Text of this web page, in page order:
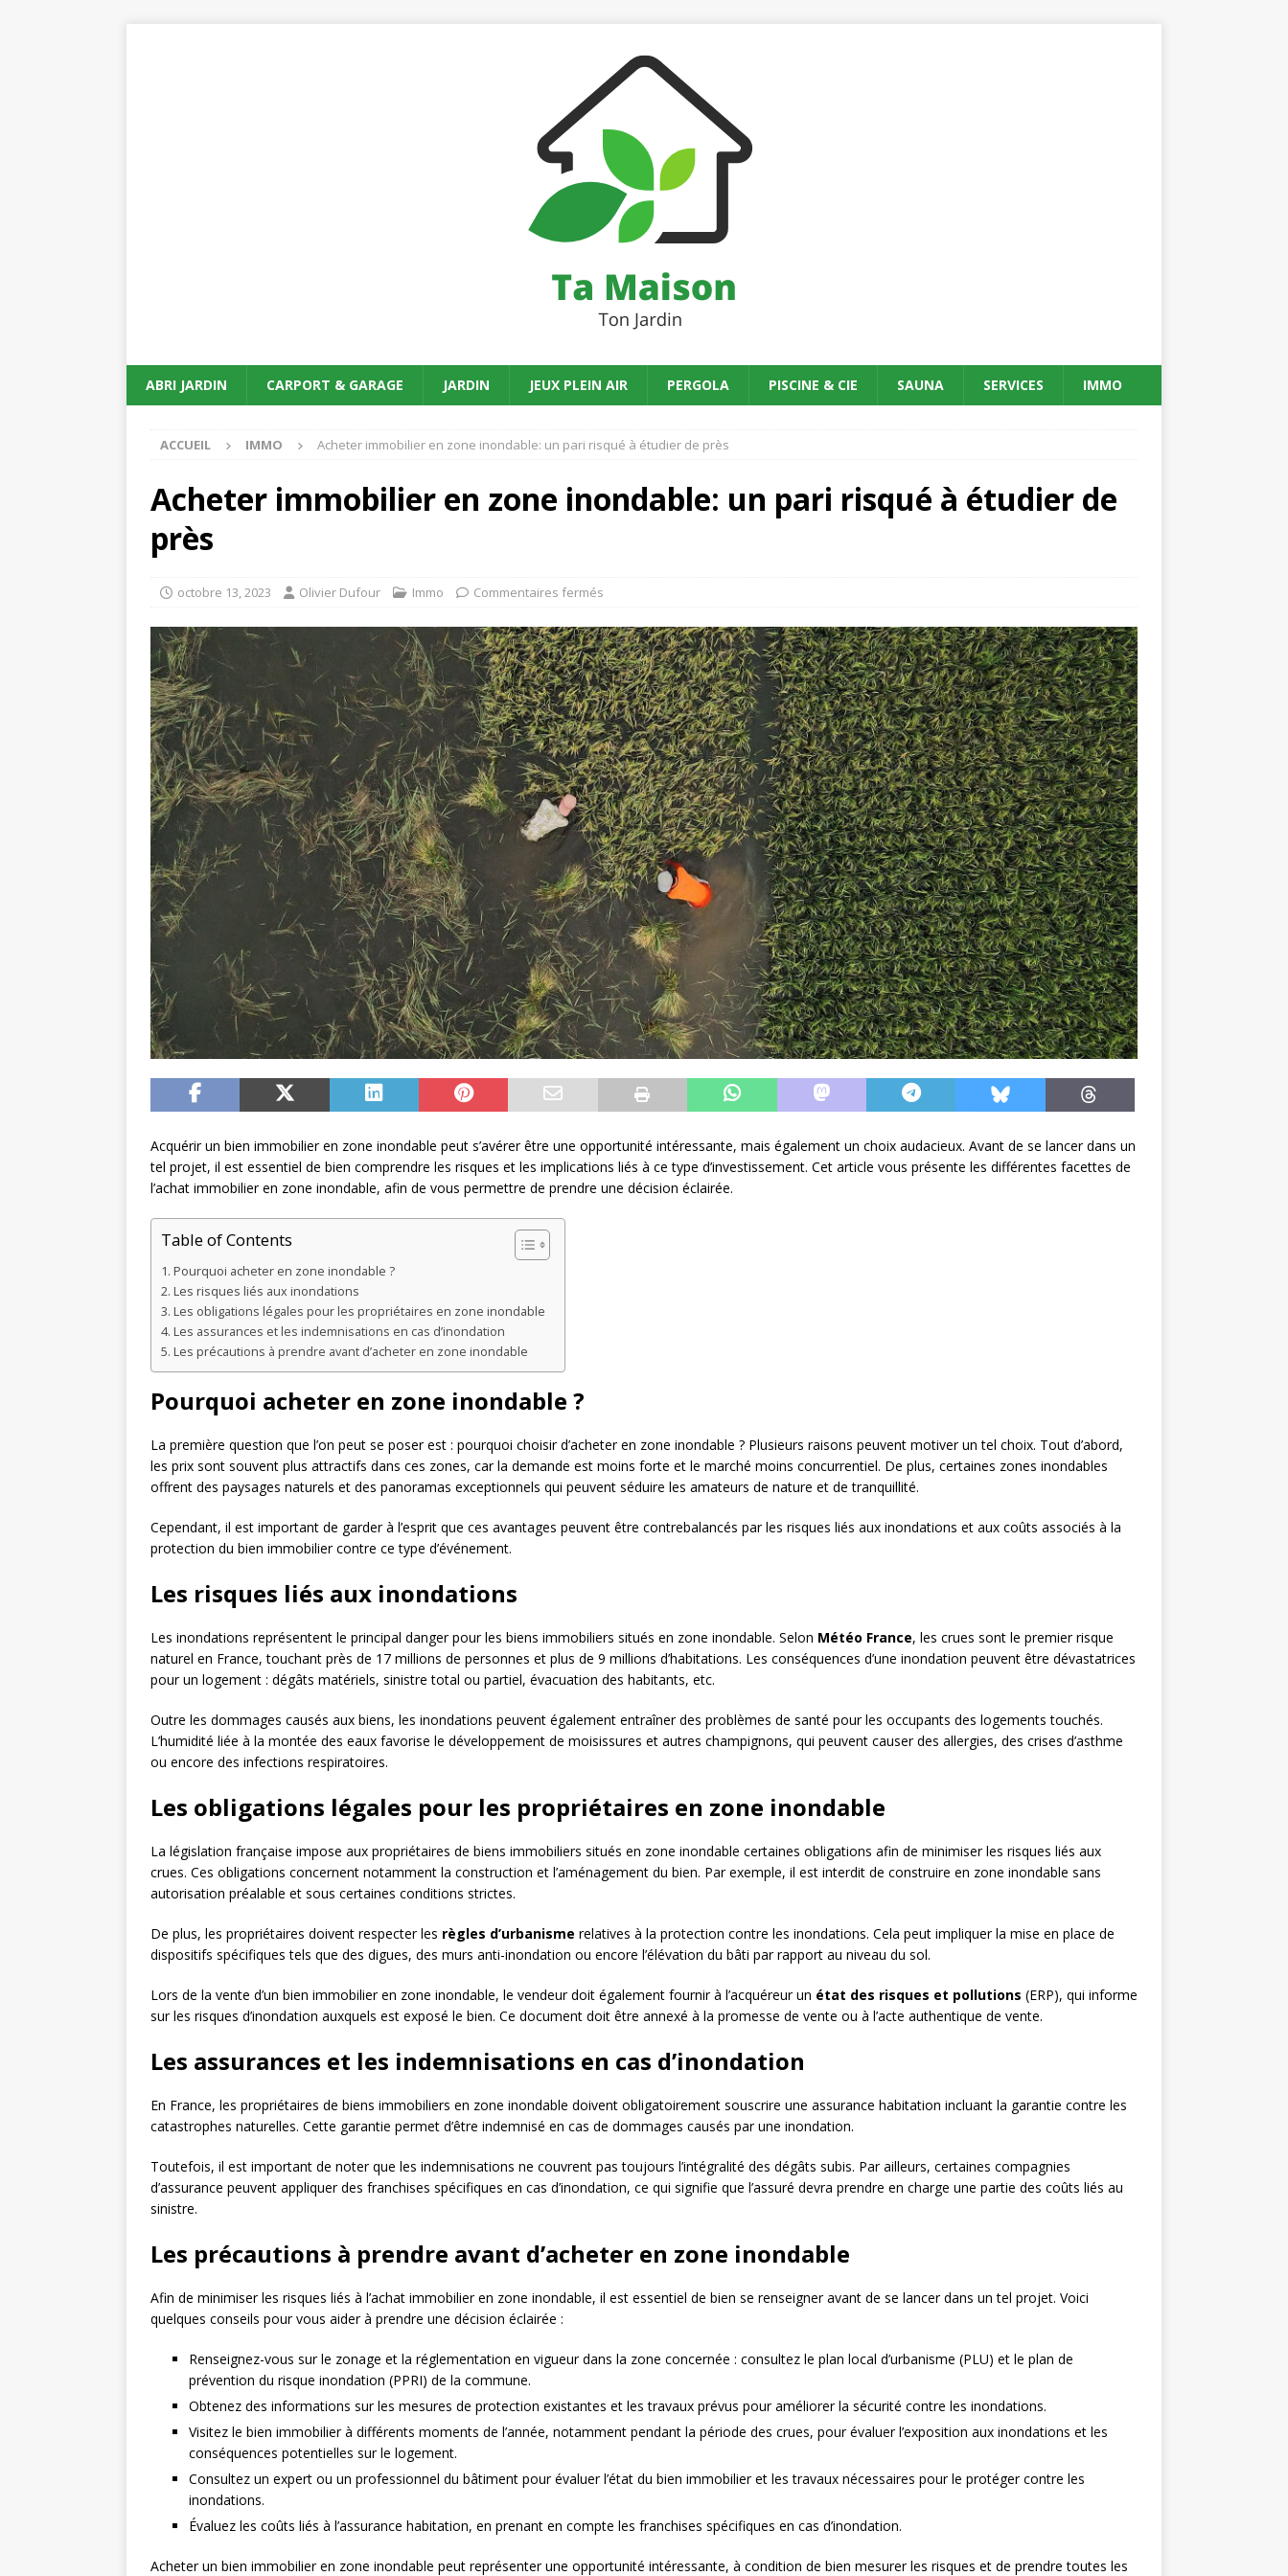
ABRI JARDIN CARPORT & GARAGE JARDIN JEUX PLEIN AIR PERGOLA PISCINE & CIE SAUNA SERVICES IMMO
ACCUEIL IMMO Acheter immobilier en zone inondable: un pari risqué à étudier de près
Acheter immobilier en zone inondable: un pari risqué à étudier de
près
octobre 13, 2023 Olivier Dufour Immo Commentaires fermés
Acquérir un bien immobilier en zone inondable peut s’avérer être une opportunité intéressante, mais également un choix audacieux. Avant de se lancer dans un
tel projet, il est essentiel de bien comprendre les risques et les implications liés à ce type d’investissement. Cet article vous présente les différentes facettes de
l’achat immobilier en zone inondable, afin de vous permettre de prendre une décision éclairée.
Table of Contents
Pourquoi acheter en zone inondable ?
Les risques liés aux inondations
Les obligations légales pour les propriétaires en zone inondable
Les assurances et les indemnisations en cas d’inondation
Les précautions à prendre avant d’acheter en zone inondable
Pourquoi acheter en zone inondable ?
La première question que l’on peut se poser est : pourquoi choisir d’acheter en zone inondable ? Plusieurs raisons peuvent motiver un tel choix. Tout d’abord,
les prix sont souvent plus attractifs dans ces zones, car la demande est moins forte et le marché moins concurrentiel. De plus, certaines zones inondables
offrent des paysages naturels et des panoramas exceptionnels qui peuvent séduire les amateurs de nature et de tranquillité.
Cependant, il est important de garder à l’esprit que ces avantages peuvent être contrebalancés par les risques liés aux inondations et aux coûts associés à la
protection du bien immobilier contre ce type d’événement.
Les risques liés aux inondations
Les inondations représentent le principal danger pour les biens immobiliers situés en zone inondable. Selon Météo France, les crues sont le premier risque
naturel en France, touchant près de 17 millions de personnes et plus de 9 millions d’habitations. Les conséquences d’une inondation peuvent être dévastatrices
pour un logement : dégâts matériels, sinistre total ou partiel, évacuation des habitants, etc.
Outre les dommages causés aux biens, les inondations peuvent également entraîner des problèmes de santé pour les occupants des logements touchés.
L’humidité liée à la montée des eaux favorise le développement de moisissures et autres champignons, qui peuvent causer des allergies, des crises d’asthme
ou encore des infections respiratoires.
Les obligations légales pour les propriétaires en zone inondable
La législation française impose aux propriétaires de biens immobiliers situés en zone inondable certaines obligations afin de minimiser les risques liés aux
crues. Ces obligations concernent notamment la construction et l’aménagement du bien. Par exemple, il est interdit de construire en zone inondable sans
autorisation préalable et sous certaines conditions strictes.
De plus, les propriétaires doivent respecter les règles d’urbanisme relatives à la protection contre les inondations. Cela peut impliquer la mise en place de
dispositifs spécifiques tels que des digues, des murs anti-inondation ou encore l’élévation du bâti par rapport au niveau du sol.
Lors de la vente d’un bien immobilier en zone inondable, le vendeur doit également fournir à l’acquéreur un état des risques et pollutions (ERP), qui informe
sur les risques d’inondation auxquels est exposé le bien. Ce document doit être annexé à la promesse de vente ou à l’acte authentique de vente.
Les assurances et les indemnisations en cas d’inondation
En France, les propriétaires de biens immobiliers en zone inondable doivent obligatoirement souscrire une assurance habitation incluant la garantie contre les
catastrophes naturelles. Cette garantie permet d’être indemnisé en cas de dommages causés par une inondation.
Toutefois, il est important de noter que les indemnisations ne couvrent pas toujours l’intégralité des dégâts subis. Par ailleurs, certaines compagnies
d’assurance peuvent appliquer des franchises spécifiques en cas d’inondation, ce qui signifie que l’assuré devra prendre en charge une partie des coûts liés au
sinistre.
Les précautions à prendre avant d’acheter en zone inondable
Afin de minimiser les risques liés à l’achat immobilier en zone inondable, il est essentiel de bien se renseigner avant de se lancer dans un tel projet. Voici
quelques conseils pour vous aider à prendre une décision éclairée :
Renseignez-vous sur le zonage et la réglementation en vigueur dans la zone concernée : consultez le plan local d’urbanisme (PLU) et le plan de
prévention du risque inondation (PPRI) de la commune.
Obtenez des informations sur les mesures de protection existantes et les travaux prévus pour améliorer la sécurité contre les inondations.
Visitez le bien immobilier à différents moments de l’année, notamment pendant la période des crues, pour évaluer l’exposition aux inondations et les
conséquences potentielles sur le logement.
Consultez un expert ou un professionnel du bâtiment pour évaluer l’état du bien immobilier et les travaux nécessaires pour le protéger contre les
inondations.
Évaluez les coûts liés à l’assurance habitation, en prenant en compte les franchises spécifiques en cas d’inondation.
Acheter un bien immobilier en zone inondable peut représenter une opportunité intéressante, à condition de bien mesurer les risques et de prendre toutes les